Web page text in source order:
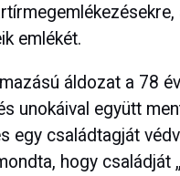
emlékét.
áldozat a 78
unokáival együtt
egy családtagját
hogy családját